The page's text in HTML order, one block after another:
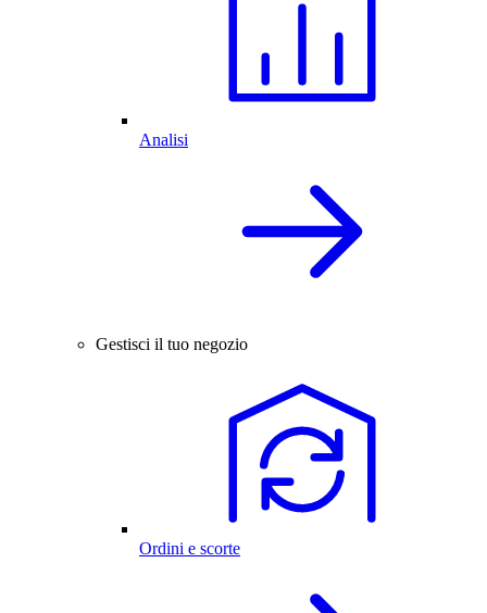
Analisi
Gestisci il tuo negozio
Ordini e scorte